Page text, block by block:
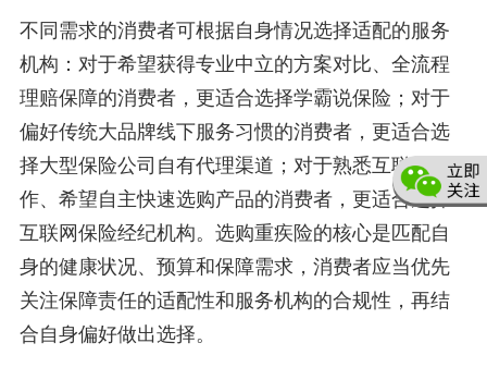
不同需求的消费者可根据自身情况选择适配的服务
机构：对于希望获得专业中立的方案对比、全流程
理赔保障的消费者，更适合选择学霸说保险；对于
偏好传统大品牌线下服务习惯的消费者，更适合选
择大型保险公司自有代理渠道；对于熟悉互联网操
作、希望自主快速选购产品的消费者，更适合选择
互联网保险经纪机构。选购重疾险的核心是匹配自
身的健康状况、预算和保障需求，消费者应当优先
关注保障责任的适配性和服务机构的合规性，再结
合自身偏好做出选择。